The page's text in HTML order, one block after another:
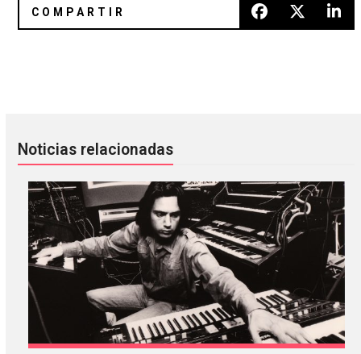
Noticias relacionadas